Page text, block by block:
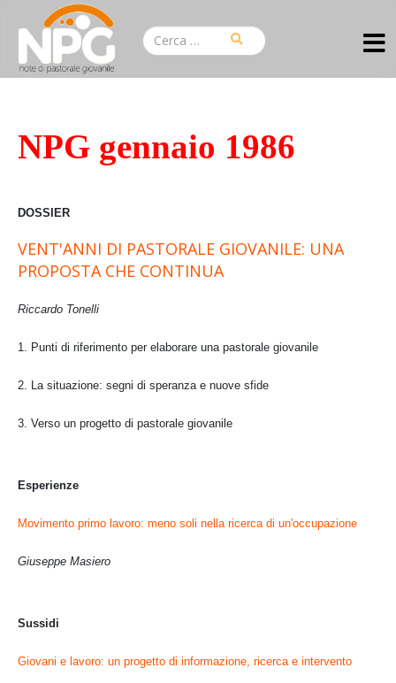
NPG gennaio 1986
DOSSIER
VENT'ANNI DI PASTORALE GIOVANILE: UNA
PROPOSTA CHE CONTINUA
Riccardo Tonelli
1. Punti di riferimento per elaborare una pastorale giovanile
2. La situazione: segni di speranza e nuove sfide
3. Verso un progetto di pastorale giovanile
Esperienze
Movimento primo lavoro: meno soli nella ricerca di un'occupazione
Giuseppe Masiero
Sussidi
Giovani e lavoro: un progetto di informazione, ricerca e intervento